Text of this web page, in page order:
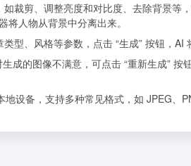
裁剪、调整亮度和对比度、去除背景等
人物从背景中分离出来。
型、风格等参数，点击 “生成” 按钮，AI
成的图像不满意，可点击 “重新生成” 按
设备，支持多种常见格式，如 JPEG、